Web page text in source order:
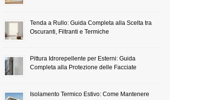
Tenda a Rullo: Guida Completa alla Scelta tra
Oscuranti, Filtranti e Termiche
Pittura Idrorepellente per Esterni: Guida
Completa alla Protezione delle Facciate
Isolamento Termico Estivo: Come Mantenere